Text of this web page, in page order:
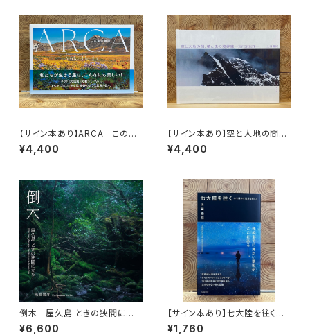
【サイン本あり】ARCA この星
の物語
¥4,400
【サイン本あり】空と大地の間、
夢と現の境界線 ─EVEREST
─
¥4,400
倒木 屋久島 ときの狭間に立
ちて
¥6,600
【サイン本あり】七大陸を往く
心を震わす風景を探して
¥1,760